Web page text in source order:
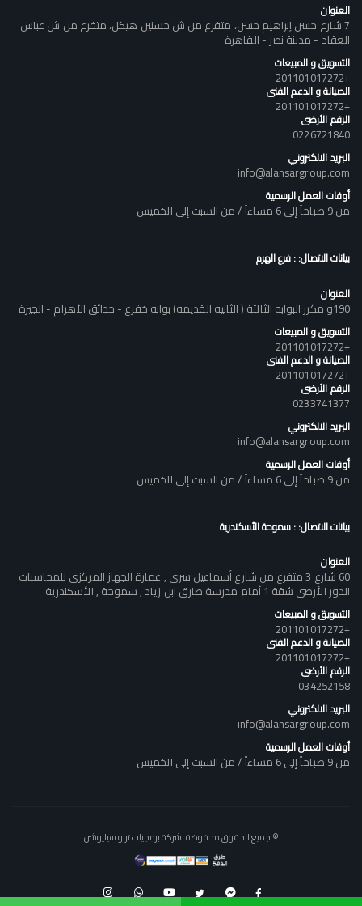
العنوان
7 شارع حسن إبراهيم حسن، متفرع من ش حسنين هيكل، متفرع من ش عباس
العقاد - مدينة نصر - القاهرة
التسويق و المبيعات
+201101017272
الصيانة و الدعم الفنى
+201101017272
الرقم الأرضى
0226721840
البريد الالكتروني
info@alansargroup.com
أوقات العمل الرسمية
من 9 صباحاً إلى 6 مساءاً / من السبت إلى الخميس
بيانات الاتصال: : فرع الهرم
العنوان
190و مكرر البوابه الثالثة ( الثانيه القديمه) بوابه خفرع - حدائق الأهرام - الجيزة
التسويق و المبيعات
+201101017272
الصيانة و الدعم الفنى
+201101017272
الرقم الأرضى
0233741377
البريد الالكتروني
info@alansargroup.com
أوقات العمل الرسمية
من 9 صباحاً إلى 6 مساءاً / من السبت إلى الخميس
بيانات الاتصال: : سموحة الأسكندرية
العنوان
60 شارع 3 متفرع من شارع أسماعيل سرى , عمارة الجهاز المركزى للمحاسبات
الدور الأرضى شقة 1 أمام مدرسة طارق ابن زياد , سموحة , الأسكندرية
التسويق و المبيعات
+201101017272
الصيانة و الدعم الفنى
+201101017272
الرقم الأرضى
034252158
البريد الالكتروني
info@alansargroup.com
أوقات العمل الرسمية
من 9 صباحاً إلى 6 مساءاً / من السبت إلى الخميس
© جميع الحقوق محفوظة لشركة برمجيات تربو سيليوشن